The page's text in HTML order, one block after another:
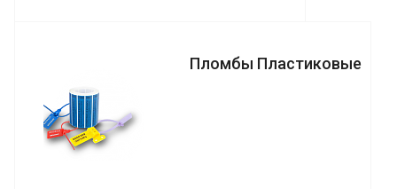
Пломбы Пластиковые